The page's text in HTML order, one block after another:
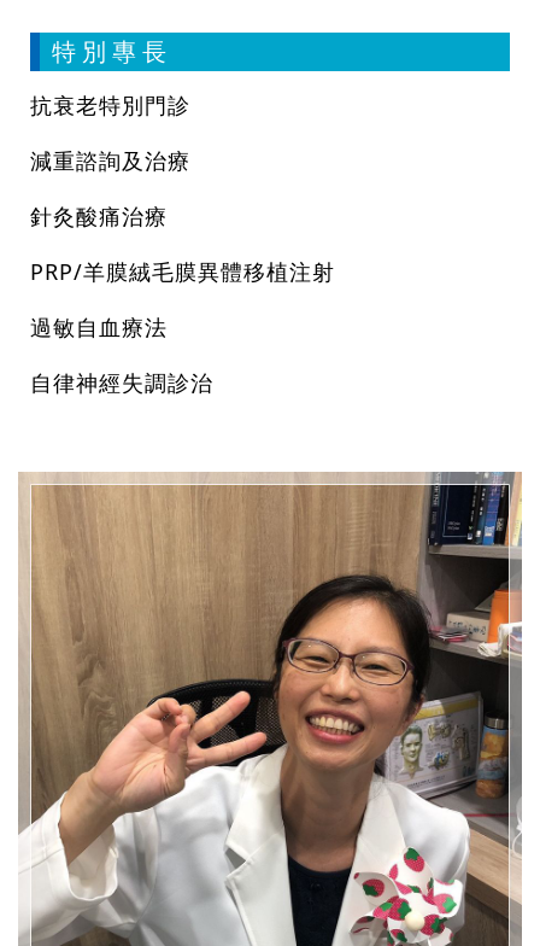
特 別 專 長
抗衰老特別門診
減重諮詢及治療
針灸酸痛治療
PRP/羊膜絨毛膜異體移植注射
過敏自血療法
自律神經失調診治